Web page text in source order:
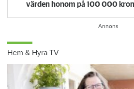
värden honom på 100 000
Hem & Hyra TV